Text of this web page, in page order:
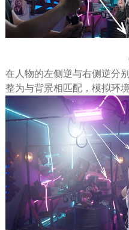
在人物的左侧逆与右侧逆分
整为与背景相匹配，模拟环